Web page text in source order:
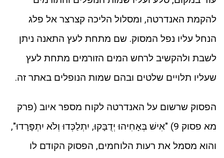
להקמת האנדרטה, ומסלול הליכה קצרצר אל פלג
הנחל עליו נפל המסוק. שם מתחת לעץ התאנה ניתן
לשבת ולהקשיב לרחש המים הזורמים מתחת לעץ
שעליו תלויים שלטים ובהם שמות הנופלים באתר זה.
הפסוק שרשום על האנדרטה לקוח מספר איוב (פרק
מא פסוק 9) "אִישׁ בְּאָחִיהוּ יְדֻבָּקוּ, יִתְלַכְּדוּ וְלֹא יִתְפָּרָדוּ",
והוא מסמל את רעות הלוחמים, הפסוק הקודם לו